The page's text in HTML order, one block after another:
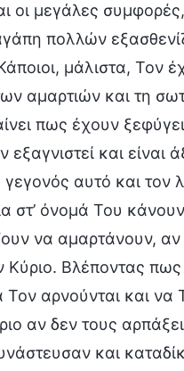
οι μεγάλες
πολλών
μάλιστα, Τον
αμαρτιών και τη
πως έχουν
και είναι
αυτό και τον
στ’ όνομά Του
να αμαρτάνουν,
Κύριο. Βλέποντας
αρνούνται και να
αν δεν τους αρπάξει
και